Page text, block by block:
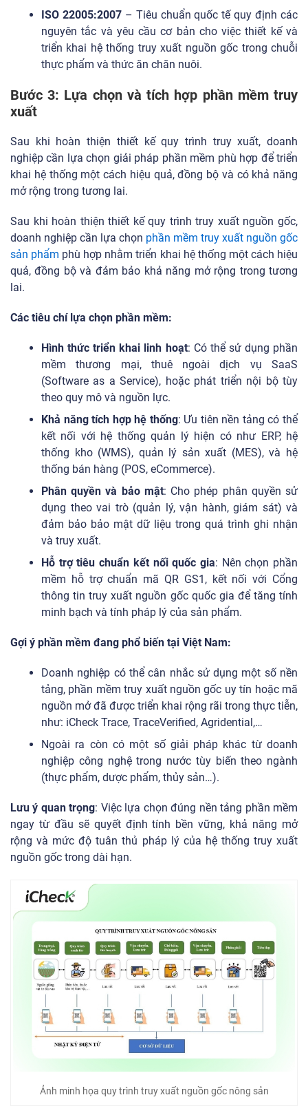
ISO 22005:2007– Tiêu chuẩn quốc tế quy định các
nguyên tắc và yêu cầu cơ bản cho việc thiết kế và
triển khai hệ thống truy xuất nguồn gốc trong chuỗi
thực phẩm và thức ăn chăn nuôi.
Bước 3: Lựa chọn và tích hợp phần mềm truy
xuất
Sau khi hoàn thiện thiết kế quy trình truy xuất, doanh
nghiệp cần lựa chọn giải pháp phần mềm phù hợp để triển
khai hệ thống một cách hiệu quả, đồng bộ và có khả năng
mở rộng trong tương lai.
Sau khi hoàn thiện thiết kế quy trình truy xuất nguồn gốc,
doanh nghiệp cần lựa chọn phần mềm truy xuất nguồn gốc
sản phẩm phù hợp nhằm triển khai hệ thống một cách hiệu
quả, đồng bộ và đảm bảo khả năng mở rộng trong tương
lai.
Các tiêu chí lựa chọn phần mềm:
Hình thức triển khai linh hoạt: Có thể sử dụng phần
mềm thương mại, thuê ngoài dịch vụ SaaS
(Software as a Service), hoặc phát triển nội bộ tùy
theo quy mô và nguồn lực.
Khả năng tích hợp hệ thống: Ưu tiên nền tảng có thể
kết nối với hệ thống quản lý hiện có như ERP, hệ
thống kho (WMS), quản lý sản xuất (MES), và hệ
thống bán hàng (POS, eCommerce).
Phân quyền và bảo mật: Cho phép phân quyền sử
dụng theo vai trò (quản lý, vận hành, giám sát) và
đảm bảo bảo mật dữ liệu trong quá trình ghi nhận
và truy xuất.
Hỗ trợ tiêu chuẩn kết nối quốc gia: Nên chọn phần
mềm hỗ trợ chuẩn mã QR GS1, kết nối với Cổng
thông tin truy xuất nguồn gốc quốc gia để tăng tính
minh bạch và tính pháp lý của sản phẩm.
Gợi ý phần mềm đang phổ biến tại Việt Nam:
Doanh nghiệp có thể cân nhắc sử dụng một số nền
tảng, phần mềm truy xuất nguồn gốc uy tín hoặc mã
nguồn mở đã được triển khai rộng rãi trong thực tiễn,
như: iCheck Trace, TraceVerified, Agridential,…
Ngoài ra còn có một số giải pháp khác từ doanh
nghiệp công nghệ trong nước tùy biến theo ngành
(thực phẩm, dược phẩm, thủy sản…).
Lưu ý quan trọng: Việc lựa chọn đúng nền tảng phần mềm
ngay từ đầu sẽ quyết định tính bền vững, khả năng mở
rộng và mức độ tuân thủ pháp lý của hệ thống truy xuất
nguồn gốc trong dài hạn.
Ảnh minh họa quy trình truy xuất nguồn gốc nông sản